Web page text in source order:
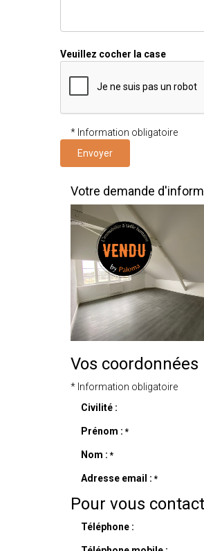
Veuillez cocher la case
* Information obligatoire
Envoyer
Votre demande
Vos coordonnées
* Information obligatoire
Civilité :
Prénom : *
Nom : *
Adresse email : *
Pour vous
Téléphone :